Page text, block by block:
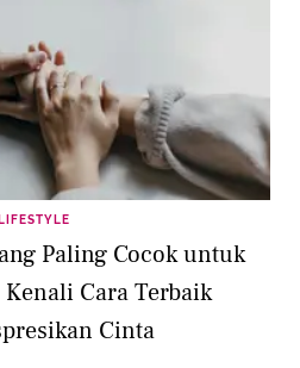
LIFESTYLE
Paling Cocok untuk
Kenali Cara Terbaik
Cinta